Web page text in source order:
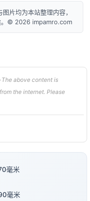
片均为本站整理内容，
。© 2026 impamro.com
The above content is
the internet. Please
毫米
毫米